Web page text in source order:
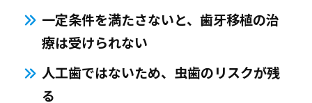
一定条件を満たさないと、歯牙移植の治
療は受けられない
人工歯ではないため、虫歯のリスクが残
る